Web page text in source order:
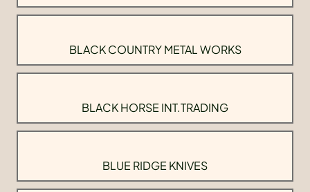
BLACK COUNTRY METAL WORKS
BLACK HORSE INT.TRADING
BLUE RIDGE KNIVES